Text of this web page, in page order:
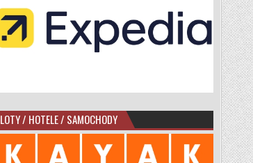
LOTY / HOTELE / SAMOCHODY